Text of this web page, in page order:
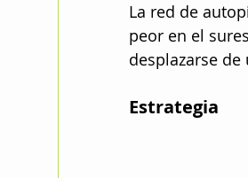
La red de
peor en el
desplazarse
Estrategia